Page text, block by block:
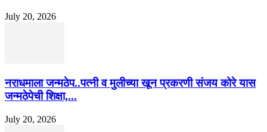
July 20, 2026
नराधमाला जन्मठेप..पत्नी व मुलीच्या खून प्रकरणी संजय कोरे यास
जन्मठेपेची शिक्षा,...
July 20, 2026